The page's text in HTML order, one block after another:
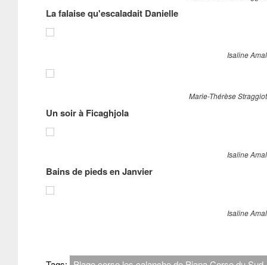
La falaise qu'escaladait Danielle
Isaline
Marie-Thérèse
Un soir à Ficaghjola
Isaline
Bains de pieds en Janvier
Isaline